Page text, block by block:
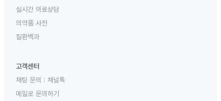
실시간 의료상담
의약품 사전
질환백과
고객센터
채팅 문의 : 채널톡
메일로 문의하기